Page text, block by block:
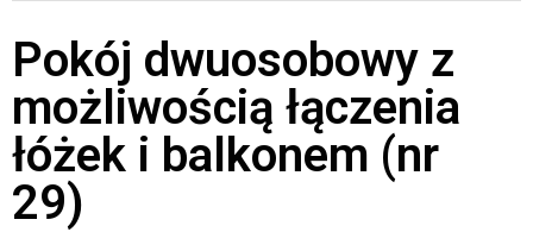
Pokój dwuosobowy z
możliwością łączenia
łóżek i balkonem (nr
29)